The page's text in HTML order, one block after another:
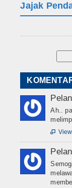
Jajak
Ah..
